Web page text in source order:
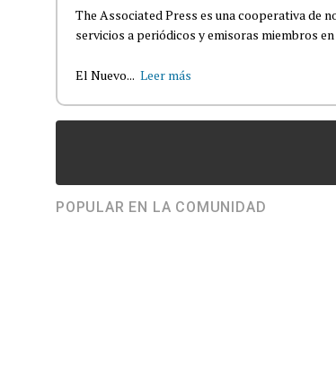
The Associated Press es una cooperativa de
servicios a periódicos y emisoras miembros
El Nuevo... Leer más
POPULAR EN LA COMUNIDAD